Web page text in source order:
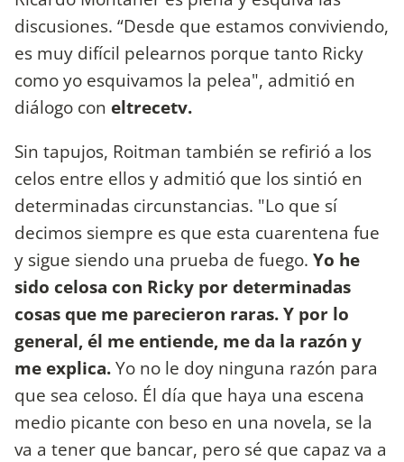
discusiones. “Desde que estamos conviviendo,
es muy difícil pelearnos porque tanto Ricky
como yo esquivamos la pelea", admitió en
diálogo con eltrecetv.
Sin tapujos, Roitman también se refirió a los
celos entre ellos y admitió que los sintió en
determinadas circunstancias. "Lo que sí
decimos siempre es que esta cuarentena fue
y sigue siendo una prueba de fuego. Yo he
sido celosa con Ricky por determinadas
cosas que me parecieron raras. Y por lo
general, él me entiende, me da la razón y
me explica.Yo no le doy ninguna razón para
que sea celoso. Él día que haya una escena
medio picante con beso en una novela, se la
va a tener que bancar, pero sé que capaz va a